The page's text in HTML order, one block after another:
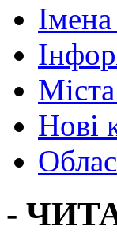
Нові
-